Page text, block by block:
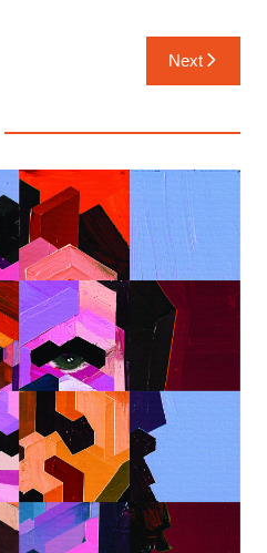
Next